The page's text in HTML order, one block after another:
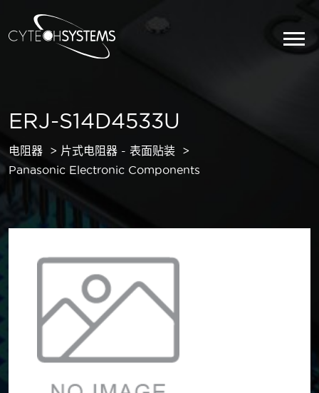
ERJ-S14D4533U
电阻器
片式电阻器 - 表面贴装
Panasonic Electronic Components